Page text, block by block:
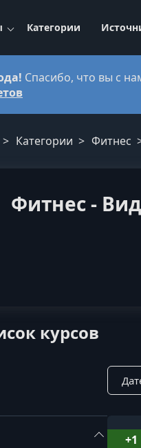
Категории
Спасибо, что вы с
Категории Фитнес
Фитнес -
курсов
+1